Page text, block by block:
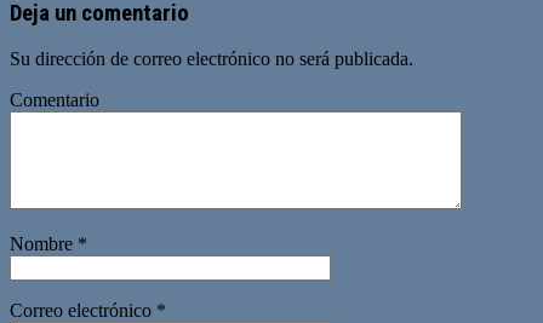
Deja un comentario
Su dirección de correo electrónico no será publicada.
Comentario
Nombre *
Correo electrónico *